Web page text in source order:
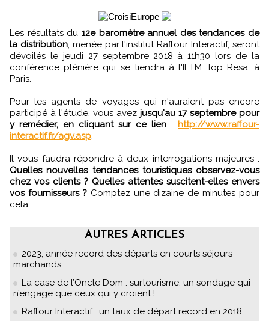
Les résultats du 12e baromètre annuel des tendances de
la distribution, menée par l'institut Raffour Interactif, seront
dévoilés le jeudi 27 septembre 2018 à 11h30 lors de la
conférence plénière qui se tiendra à l'IFTM Top Resa, à
Paris.
Pour les agents de voyages qui n'auraient pas encore
participé à l'étude, vous avez jusqu'au 17 septembre pour
y remédier, en cliquant sur ce lien : http://www.raffour-
interactif.fr/agv.asp.
Il vous faudra répondre à deux interrogations majeures :
Quelles nouvelles tendances touristiques observez-vous
chez vos clients ? Quelles attentes suscitent-elles envers
vos fournisseurs ?Comptez une dizaine de minutes pour
cela.
AUTRES ARTICLES
2023, année record des départs en courts séjours
marchands
La case de l’Oncle Dom : surtourisme, un sondage qui
n’engage que ceux qui y croient !
Raffour Interactif : un taux de départ record en 2018